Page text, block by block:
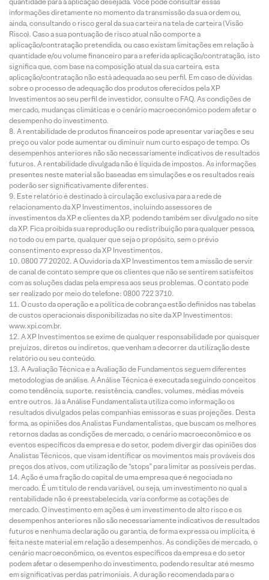
informações diretamente no momento da transmissão da sua ordem ou,
ainda, consultando o risco geral da sua carteira na tela de carteira (Visão
Risco). Caso a sua pontuação de risco atual não comporte a
aplicação/contratação pretendida, ou caso existam limitações em relação à
quantidade e/ou volume financeiro para a referida aplicação/contratação, isto
significa que, com base na composição atual da sua carteira, esta
aplicação/contratação não está adequada ao seu perfil. Em caso de dúvidas
sobre o processo de adequação dos produtos oferecidos pela XP
Investimentos ao seu perfil de investidor, consulte o FAQ. As condições de
mercado, mudanças climáticas e o cenário macroeconômico podem afetar o
desempenho do investimento.
A rentabilidade de produtos financeiros pode apresentar variações e seu
preço ou valor pode aumentar ou diminuir num curto espaço de tempo. Os
desempenhos anteriores não são necessariamente indicativos de resultados
futuros. A rentabilidade divulgada não é líquida de impostos. As informações
presentes neste material são baseadas em simulações e os resultados reais
poderão ser significativamente diferentes.
Este relatório é destinado à circulação exclusiva para a rede de
relacionamento da XP Investimentos, incluindo assessores de
investimentos da XP e clientes da XP, podendo também ser divulgado no site
da XP. Fica proibida sua reprodução ou redistribuição para qualquer pessoa,
no todo ou em parte, qualquer que seja o propósito, sem o prévio
consentimento expresso da XP Investimentos.
0800 77 20202. A Ouvidoria da XP Investimentos tem a missão de servir
de canal de contato sempre que os clientes que não se sentirem satisfeitos
com as soluções dadas pela empresa aos seus problemas. O contato pode
ser realizado por meio do telefone: 0800 722 3710.
O custo da operação e a política de cobrança estão definidos nas tabelas
de custos operacionais disponibilizadas no site da XP Investimentos:
www.xpi.com.br.
A XP Investimentos se exime de qualquer responsabilidade por quaisquer
prejuízos, diretos ou indiretos, que venham a decorrer da utilização deste
relatório ou seu conteúdo.
A Avaliação Técnica e a Avaliação de Fundamentos seguem diferentes
metodologias de análise. A Análise Técnica é executada seguindo conceitos
como tendência, suporte, resistência, candles, volumes, médias móveis
entre outros. Já a Análise Fundamentalista utiliza como informação os
resultados divulgados pelas companhias emissoras e suas projeções. Desta
forma, as opiniões dos Analistas Fundamentalistas, que buscam os melhores
retornos dadas as condições de mercado, o cenário macroeconômico e os
eventos específicos da empresa e do setor, podem divergir das opiniões dos
Analistas Técnicos, que visam identificar os movimentos mais prováveis dos
preços dos ativos, com utilização de “stops” para limitar as possíveis perdas.
Ação é uma fração do capital de uma empresa que é negociada no
mercado. É um título de renda variável, ou seja, um investimento no qual a
rentabilidade não é preestabelecida, varia conforme as cotações de
mercado. O investimento em ações é um investimento de alto risco e os
desempenhos anteriores não são necessariamente indicativos de resultados
futuros e nenhuma declaração ou garantia, de forma expressa ou implícita, é
feita neste material em relação a desempenhos. As condições de mercado, o
cenário macroeconômico, os eventos específicos da empresa e do setor
podem afetar o desempenho do investimento, podendo resultar até mesmo
em significativas perdas patrimoniais. A duração recomendada para o